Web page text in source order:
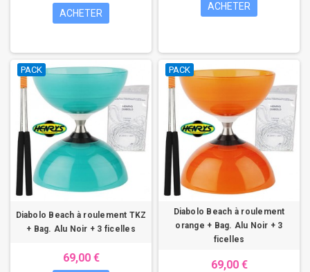
ACHETER
ACHETER
PACK
Diabolo Beach à roulement TKZ
+ Bag. Alu Noir + 3 ficelles
69,00 €
PACK
Diabolo Beach à roulement
orange + Bag. Alu Noir + 3
ficelles
69,00 €